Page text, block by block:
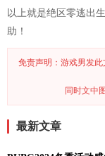
以上就是绝区零逃出
助！
免责声明：游戏男发
同时文中
最新文章